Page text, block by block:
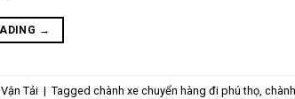
→
Tải | Tagged chành xe chuyển hàng đi phú thọ